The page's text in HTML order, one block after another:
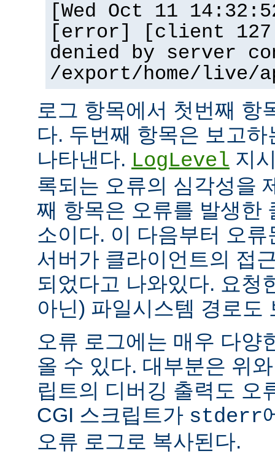
[Wed Oct 11
[error] [client
denied by server
/export/home/live/
로그 항목에서 첫번째 항
다. 두번째 항목은 보고
나타낸다. LogLevel 지
록되는 오류의 심각성을
째 항목은 오류를 발생한
소이다. 이 다음부터 오
서버가 클라이언트의 접
되었다고 나와있다. 요청
아닌) 파일시스템 경로도
오류 로그에는 매우 다양
올 수 있다. 대부분은 위
립트의 디버깅 출력도 오
CGI 스크립트가 stderr
오류 로그로 복사된다.